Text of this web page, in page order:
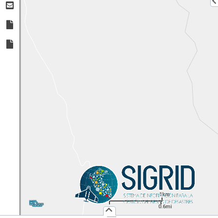
1:36,112
UTM
X:
Y:
Usuario :
PUBLICO
Iniciar Sesión
1km
0.6mi